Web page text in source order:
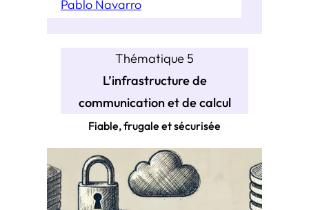
Pablo Navarro
Thématique 5
L’infrastructure de
communication et de calcul
Fiable, frugale et sécurisée